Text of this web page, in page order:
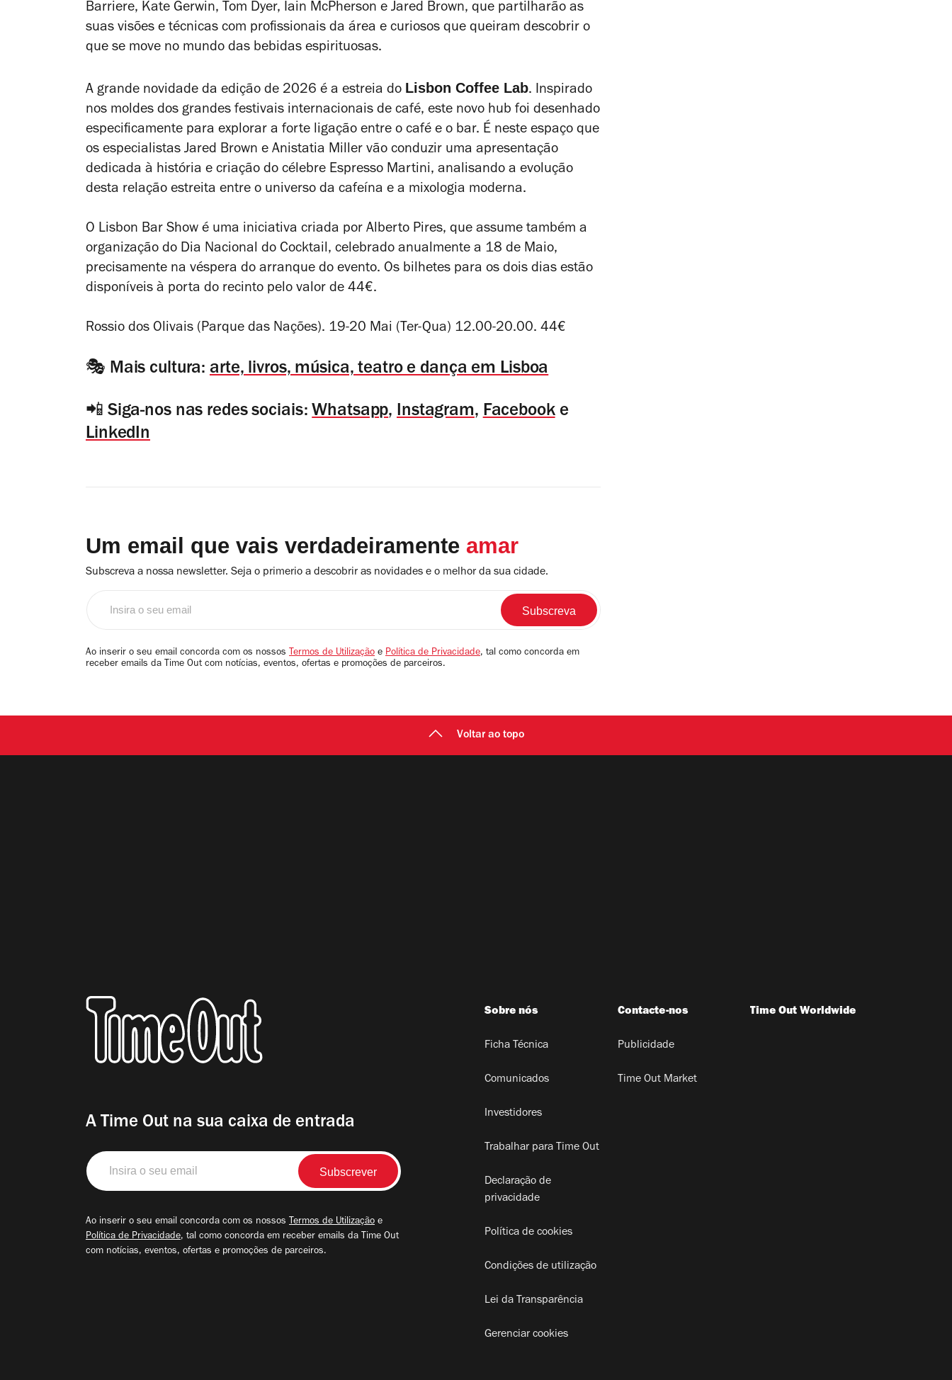
Barriere, Kate Gerwin, Tom Dyer, Iain McPherson e Jared Brown, que partilharão as
suas visões e técnicas com profissionais da área e curiosos que queiram descobrir o
que se move no mundo das bebidas espirituosas.
A grande novidade da edição de 2026 é a estreia do Lisbon Coffee Lab. Inspirado
nos moldes dos grandes festivais internacionais de café, este novo hub foi desenhado
especificamente para explorar a forte ligação entre o café e o bar. É neste espaço que
os especialistas Jared Brown e Anistatia Miller vão conduzir uma apresentação
dedicada à história e criação do célebre Espresso Martini, analisando a evolução
desta relação estreita entre o universo da cafeína e a mixologia moderna.
O Lisbon Bar Show é uma iniciativa criada por Alberto Pires, que assume também a
organização do Dia Nacional do Cocktail, celebrado anualmente a 18 de Maio,
precisamente na véspera do arranque do evento. Os bilhetes para os dois dias estão
disponíveis à porta do recinto pelo valor de 44€.
Rossio dos Olivais (Parque das Nações). 19-20 Mai (Ter-Qua) 12.00-20.00. 44€
🎭 Mais cultura: arte, livros, música, teatro e dança em Lisboa
📲 Siga-nos nas redes sociais: Whatsapp, Instagram, Facebooke
LinkedIn
Um email que vais verdadeiramente amar
Subscreva a nossa newsletter. Seja o primerio a descobrir as novidades e o melhor da sua cidade.
email
Ao inserir o seu email concorda com os nossos Termos de Utilização e Política de Privacidade, tal como concorda em
receber emails da Time Out com notícias, eventos, ofertas e promoções de parceiros.
Voltar ao topo
A Time Out na sua caixa de entrada
Insira
o
seu
Ao inserir o seu email concorda com os nossos Termos de Utilização e
Política de Privacidade, tal como concorda em receber emails da Time Out
com notícias, eventos, ofertas e promoções de parceiros.
Sobre nós
Ficha Técnica
Comunicados
Investidores
Trabalhar para Time Out
Declaração de
privacidade
Política de cookies
Condições de utilização
Lei da Transparência
Gerenciar cookies
Contacte-nos
Publicidade
Time Out Market
Time Out Worldwide